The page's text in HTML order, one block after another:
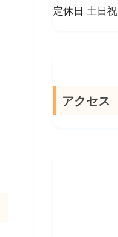
定休日 土日祝
アクセス